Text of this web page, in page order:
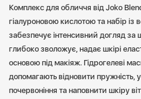
Комплекс для обличчя від Joko
гіалуроновою кислотою та набір із
забезпечує інтенсивний догляд за
глибоко зволожує, надає шкірі
основою під макіяж. Гідрогелеві
допомагають відновити
почервоніння та наповнити шкіру